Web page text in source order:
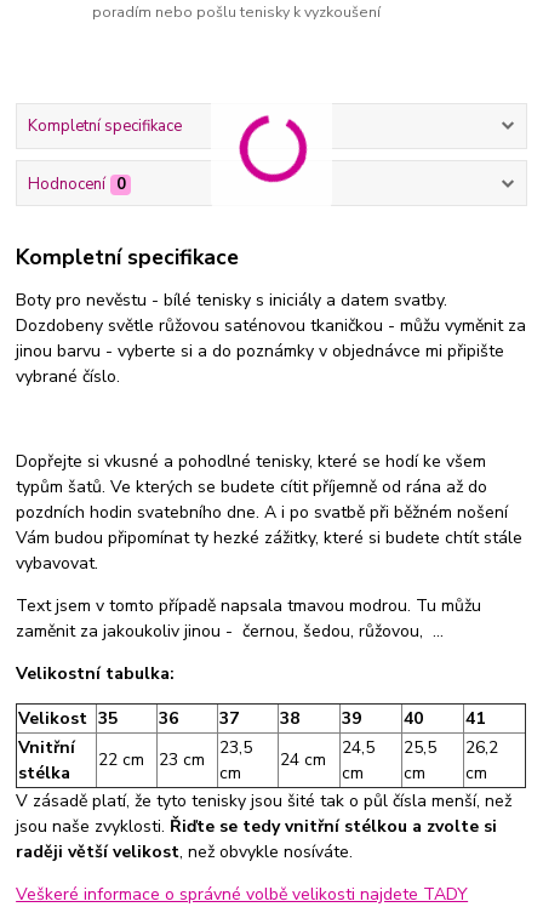
poradím nebo pošlu tenisky k vyzkoušení
Kompletní specifikace
Hodnocení 0
Kompletní specifikace
Boty pro nevěstu - bílé tenisky s iniciály a datem svatby.
Dozdobeny světle růžovou saténovou tkaničkou - můžu vyměnit za
jinou barvu - vyberte si a do poznámky v objednávce mi připište
vybrané číslo.
Dopřejte si vkusné a pohodlné tenisky, které se hodí ke všem
typům šatů. Ve kterých se budete cítit příjemně od rána až do
pozdních hodin svatebního dne. A i po svatbě při běžném nošení
Vám budou připomínat ty hezké zážitky, které si budete chtít stále
vybavovat.
Text jsem v tomto případě napsala tmavou modrou. Tu můžu
zaměnit za jakoukoliv jinou - černou, šedou, růžovou, ...
Velikostní tabulka:
Velikost 35 36 37 38 39 40
41
Vnitřní
stélka
22 cm 23 cm
23,5
cm
24 cm
24,5
cm
25,5
cm
26,2
cm
V zásadě platí, že tyto tenisky jsou šité tak o půl čísla menší, než
jsou naše zvyklosti. Řiďte se tedy vnitřní stélkou a zvolte si
raději větší velikost, než obvykle nosíváte.
Veškeré informace o správné volbě velikosti najdete TADY